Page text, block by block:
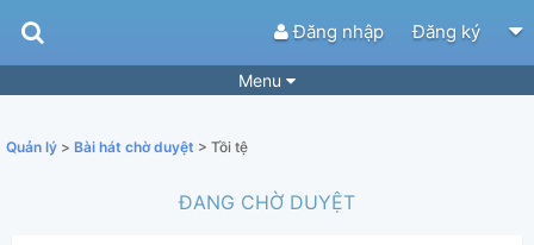
Đăng nhập Đăng ký
Menu
Quản lý > Bài hát chờ duyệt > Tồi tệ
ĐANG CHỜ DUYỆT